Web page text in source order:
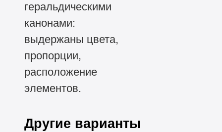
геральдическими
канонами:
выдержаны цвета,
пропорции,
расположение
элементов.
Другие варианты